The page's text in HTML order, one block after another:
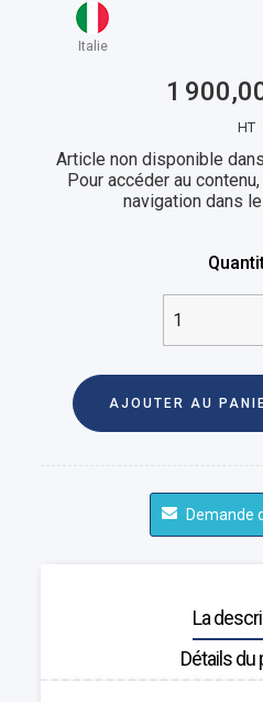
Italie
1
HT
Article non disponible
Pour accéder au
navigation dans
AJOUTER AU
Demande
La
Détails du